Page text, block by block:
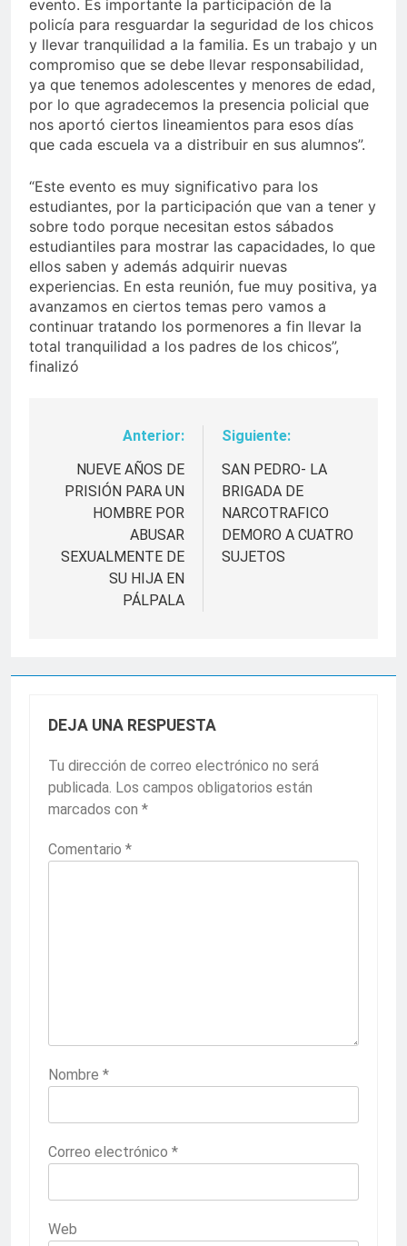
evento. Es importante la participación de la
policía para resguardar la seguridad de los chicos
y llevar tranquilidad a la familia. Es un trabajo y un
compromiso que se debe llevar responsabilidad,
ya que tenemos adolescentes y menores de edad,
por lo que agradecemos la presencia policial que
nos aportó ciertos lineamientos para esos días
que cada escuela va a distribuir en sus alumnos”.
“Este evento es muy significativo para los
estudiantes, por la participación que van a tener y
sobre todo porque necesitan estos sábados
estudiantiles para mostrar las capacidades, lo que
ellos saben y además adquirir nuevas
experiencias. En esta reunión, fue muy positiva, ya
avanzamos en ciertos temas pero vamos a
continuar tratando los pormenores a fin llevar la
total tranquilidad a los padres de los chicos”,
finalizó
Navegación
entradas
Anterior:
NUEVE AÑOS DE
PRISIÓN PARA UN
HOMBRE POR
ABUSAR
SEXUALMENTE DE
SU HIJA EN
PÁLPALA
Siguiente:
SAN PEDRO- LA
BRIGADA DE
NARCOTRAFICO
DEMORO A CUATRO
SUJETOS
DEJA UNA RESPUESTA
Tu dirección de correo electrónico no será
publicada. Los campos obligatorios están
marcados con *
Comentario *
Nombre *
Correo electrónico *
Web